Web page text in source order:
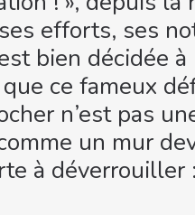
efforts, ses
bien décidée
ce fameux
n’est pas
un mur
à